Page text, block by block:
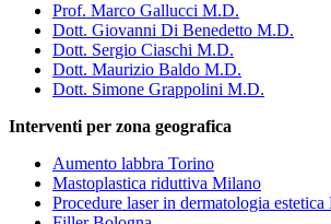
Prof. Marco Gallucci M.D.
Dott. Giovanni Di Benedetto M.D.
Dott. Sergio Ciaschi M.D.
Dott. Maurizio Baldo M.D.
Dott. Simone Grappolini M.D.
Interventi per zona geografica
Aumento labbra Torino
Mastoplastica riduttiva Milano
Procedure laser in dermatologia estetica